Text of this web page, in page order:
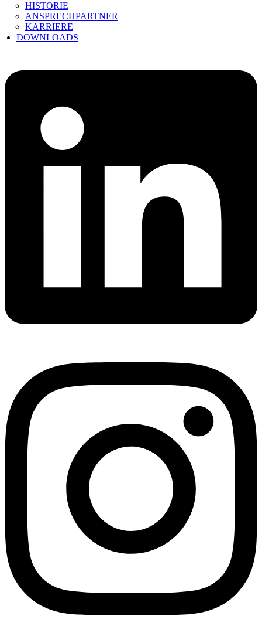
HISTORIE
ANSPRECHPARTNER
KARRIERE
DOWNLOADS